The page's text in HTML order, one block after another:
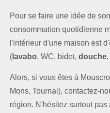
Pour se faire une idée de
consommation quotidienne
l'intérieur d'une maison est
( lavabo, WC, bidet, douche,
Alors, si vous êtes à
Mons, Tournai), contactez-
région. N'hésitez surtout